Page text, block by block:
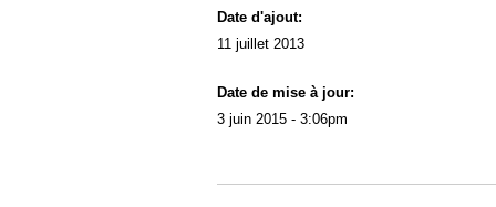
Date d'ajout:
11 juillet 2013
Date de mise à jour:
3 juin 2015 - 3:06pm